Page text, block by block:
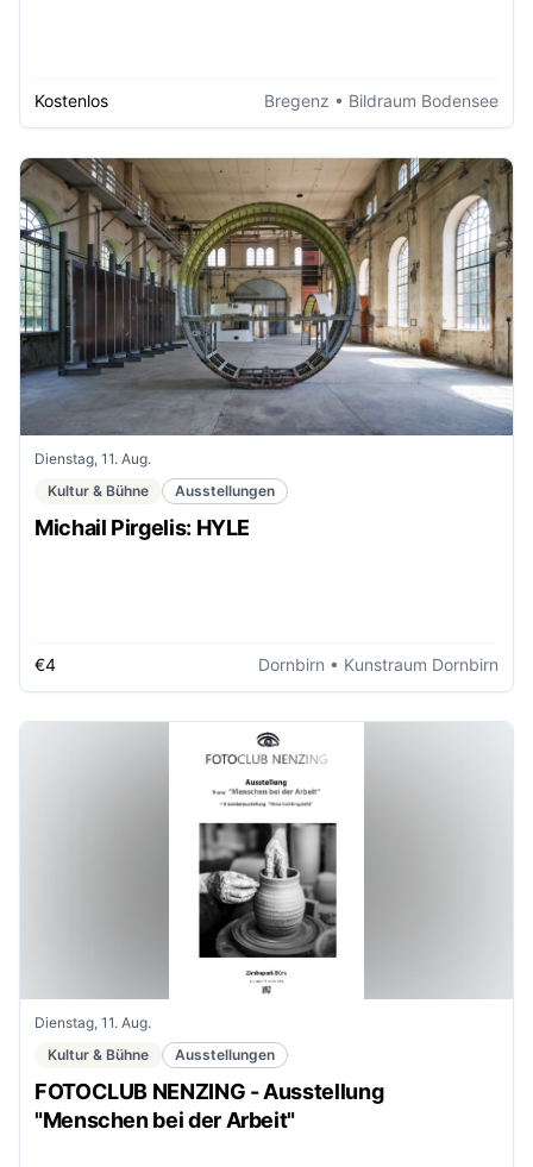
Kostenlos Bregenz • Bildraum Bodensee
Dienstag, 11. Aug.
Kultur & Bühne
Ausstellungen
Michail Pirgelis: HYLE
€4 Dornbirn • Kunstraum Dornbirn
Dienstag, 11. Aug.
Kultur & Bühne
Ausstellungen
FOTOCLUB NENZING - Ausstellung
"Menschen bei der Arbeit"